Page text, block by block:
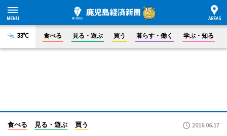
33°C 食べる 見る・遊ぶ 買う 暮らす・働く 学ぶ・知る
食べる 見る・遊ぶ 買う 2016.06.17